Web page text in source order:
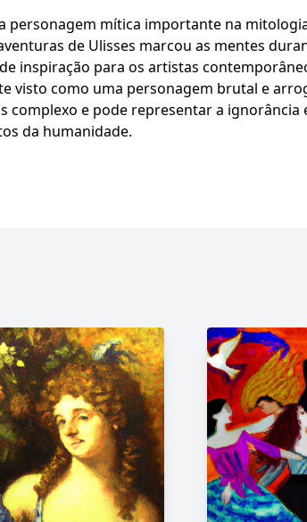
personagem mítica importante na
de Ulisses marcou as mentes
inspiração para os artistas
visto como uma personagem brutal e
complexo e pode representar a ignorância
da humanidade.